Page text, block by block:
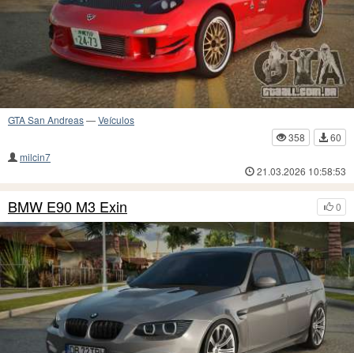
GTA San Andreas—Veículos
358
60
milcin7
21.03.2026 10:58:53
0
BMW E90 M3 Exin